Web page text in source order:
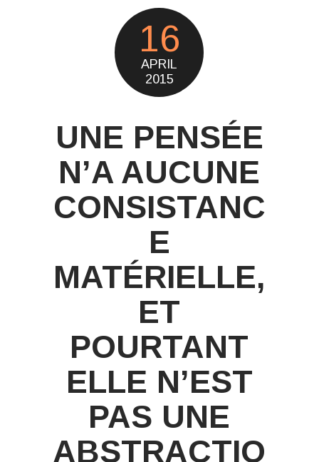
16
APRIL
2015
UNE PENSÉE
N’A AUCUNE
CONSISTANC
E
MATÉRIELLE,
ET
POURTANT
ELLE N’EST
PAS UNE
ABSTRACTIO